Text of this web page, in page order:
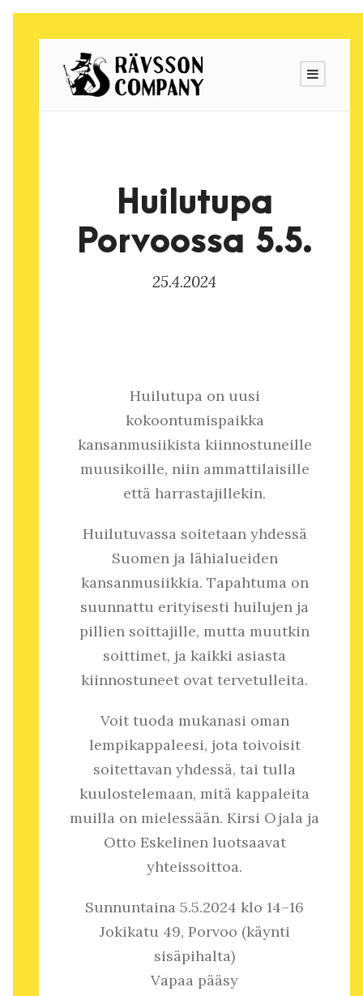
Huilutupa
Porvoossa 5.5.
25.4.2024
Huilutupa on uusi
kokoontumispaikka
kansanmusiikista kiinnostuneille
muusikoille, niin ammattilaisille
että harrastajillekin.
Huilutuvassa soitetaan yhdessä
Suomen ja lähialueiden
kansanmusiikkia. Tapahtuma on
suunnattu erityisesti huilujen ja
pillien soittajille, mutta muutkin
soittimet, ja kaikki asiasta
kiinnostuneet ovat tervetulleita.
Voit tuoda mukanasi oman
lempikappaleesi, jota toivoisit
soitettavan yhdessä, tai tulla
kuulostelemaan, mitä kappaleita
muilla on mielessään. Kirsi Ojala ja
Otto Eskelinen luotsaavat
yhteissoittoa.
Sunnuntaina 5.5.2024 klo 14–16
Jokikatu 49, Porvoo (käynti
sisäpihalta)
Vapaa pääsy